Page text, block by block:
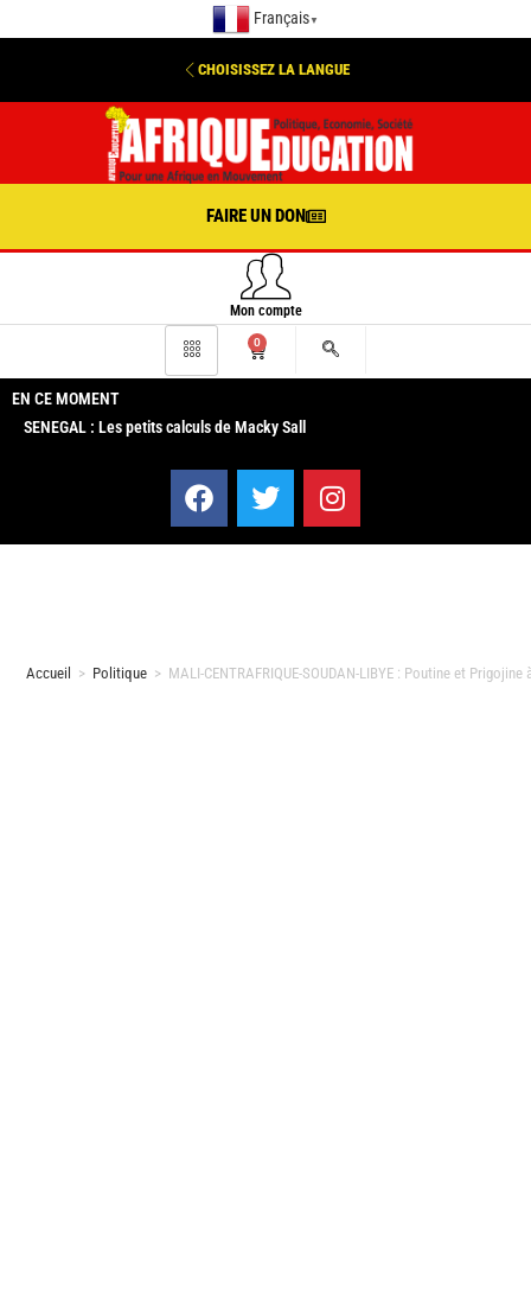
Français ▼
CHOISISSEZ LA LANGUE
FAIRE UN DON
Mon compte
0
EN CE MOMENT
SENEGAL : Les petits calculs de Macky Sall
Accueil > Politique > MALI-CENTRAFRIQUE-SOUDAN-LIBYE : Poutine et